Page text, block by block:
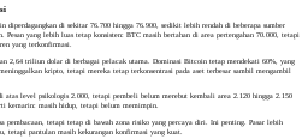
di sekitar 76.700 hingga 76.900, sedikit lebih rendah di beberapa sumber
yang lebih luas tetap konsisten: BTC masih bertahan di area pertengahan 70.000, tetapi
yang terkonfirmasi.
2,64 triliun dolar di berbagai pelacak utama. Dominasi Bitcoin tetap mendekati 60%, yang
kripto, tetapi mereka tetap terkonsentrasi pada aset terbesar sambil mengambil
atas level psikologis 2.000, tetapi pembeli belum merebut kembali area 2.120 hingga 2.150
kemarin: masih hidup, tetapi belum memimpin.
pembacaan, tetapi tetap di bawah zona risiko yang percaya diri. Ini penting. Pasar lebih
tetapi pantulan masih kekurangan konfirmasi yang kuat.